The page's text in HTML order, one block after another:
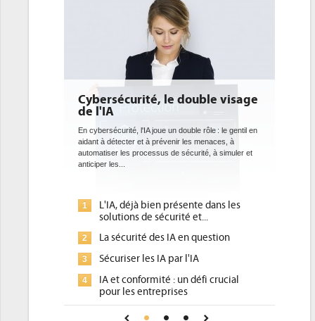
double visage
un double rôle : le gentil en
de sécurité, à simuler et
DEE: l'efficacité énergétique
bientôt une obligation pour les
datacenters
Des datacenters plus durables et plus efficaces, c'est
ce que recherchent les pouvoirs publics européens
1
Qu'est-ce que la DEE (directive
d'efficacité énergétique) ?
2
DEE, une pression administrative
place pour répondre à...
Phocea DC dans les cordes pour la
DEE